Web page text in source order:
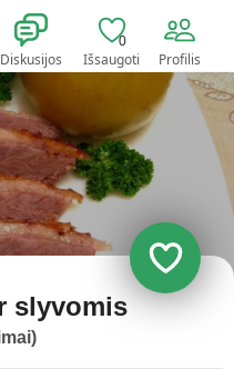
Diskusijos
0
Išsaugoti Profilis
slyvomis